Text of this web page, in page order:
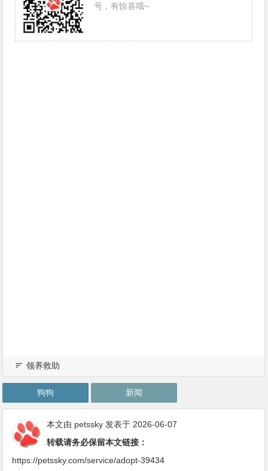
号，有惊喜哦~
领养救助
狗狗 新闻
本文由 petssky 发表于 2026-06-07
转载请务必保留本文链接：
https://petssky.com/service/adopt-39434